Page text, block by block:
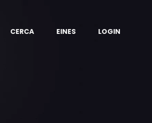
CERCA EINES LOGIN